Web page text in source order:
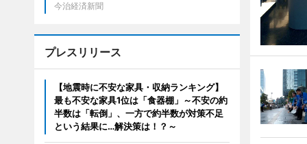
今治経済新聞
プレスリリース
【地震時に不安な家具・収納ランキング】
最も不安な家具1位は「食器棚」～不安の約
半数は「転倒」、一方で約半数が対策不足
という結果に…解決策は！？～